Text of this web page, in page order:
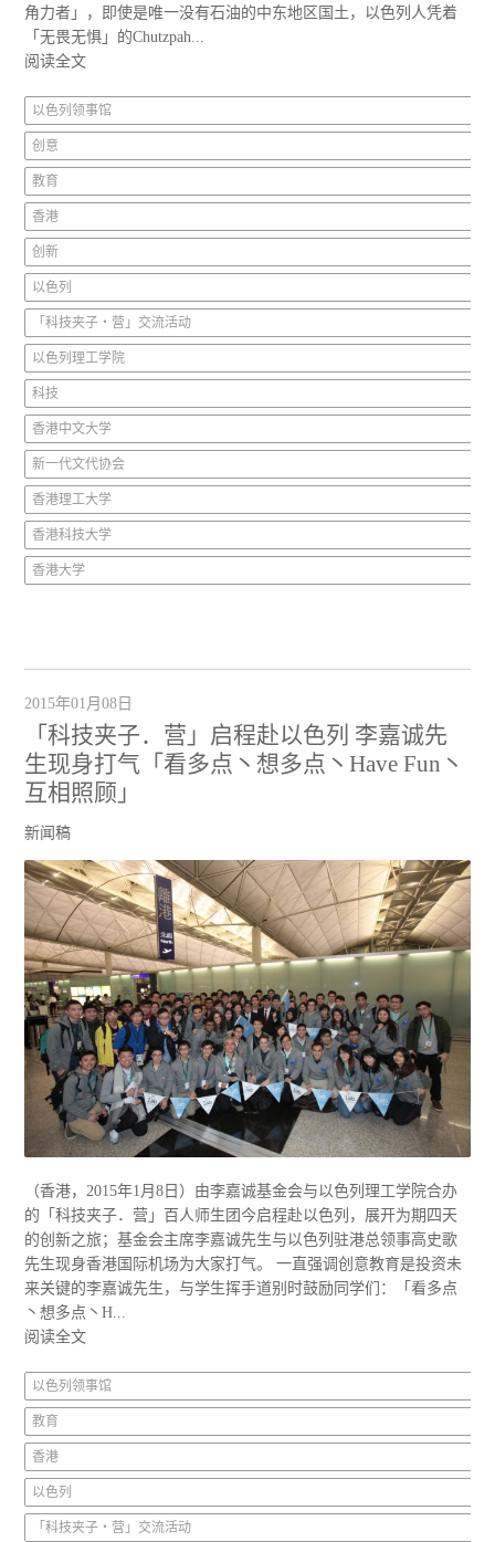
角力者」，即使是唯一没有石油的中东地区国土，以色列人凭着
「无畏无惧」的Chutzpah...
阅读全文
以色列领事馆
创意
教育
香港
创新
以色列
「科技夹子‧营」交流活动
以色列理工学院
科技
香港中文大学
新一代文代协会
香港理工大学
香港科技大学
香港大学
2015年01月08日
「科技夹子．营」启程赴以色列 李嘉诚先
生现身打气「看多点丶想多点丶Have Fun丶
互相照顾」
新闻稿
（香港，2015年1月8日）由李嘉诚基金会与以色列理工学院合办
的「科技夹子．营」百人师生团今启程赴以色列，展开为期四天
的创新之旅；基金会主席李嘉诚先生与以色列驻港总领事高史歌
先生现身香港国际机场为大家打气。 一直强调创意教育是投资未
来关键的李嘉诚先生，与学生挥手道别时鼓励同学们：「看多点
丶想多点丶H...
阅读全文
以色列领事馆
教育
香港
以色列
「科技夹子‧营」交流活动